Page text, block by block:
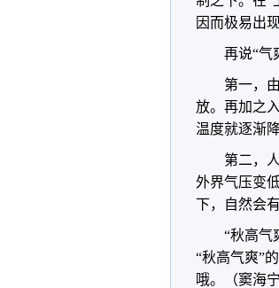
因而极易出
再说“气
第一，
放。再加之
温度就逐渐
第二，
外界气压变
下，自然会
“秋高气
“秋高气爽”
哦。（窦海宁